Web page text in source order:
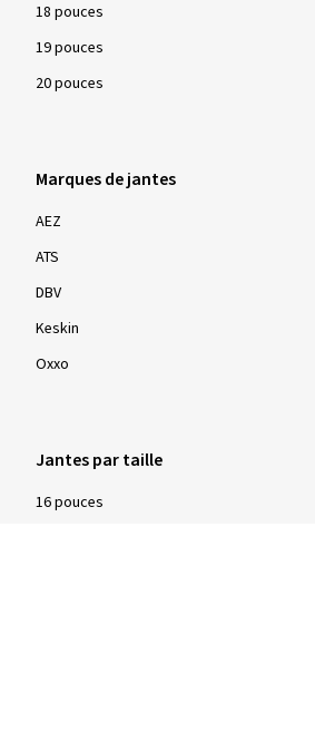
18 pouces
19 pouces
20 pouces
Marques de jantes
AEZ
ATS
DBV
Keskin
Oxxo
Jantes par taille
16 pouces